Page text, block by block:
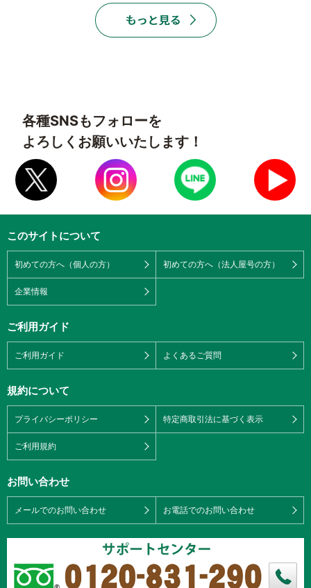
各種SNSもフォローを
よろしくお願いいたします！
このサイトについて
初めての方へ（個人の方） 初めての方へ（法人屋号の方）
企業情報
ご利用ガイド
ご利用ガイド よくあるご質問
規約について
プライバシーポリシー 特定商取引法に基づく表示
ご利用規約
お問い合わせ
メールでのお問い合わせ お電話でのお問い合わせ